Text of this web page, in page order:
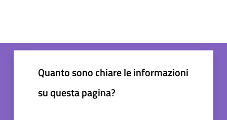
Quanto sono chiare le informazioni
su questa pagina?